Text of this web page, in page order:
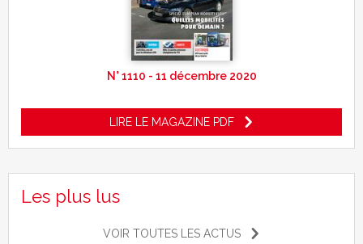
N° 1110 - 11 décembre 2020
LIRE LE MAGAZINE PDF
Les plus lus
VOIR TOUTES LES ACTUS